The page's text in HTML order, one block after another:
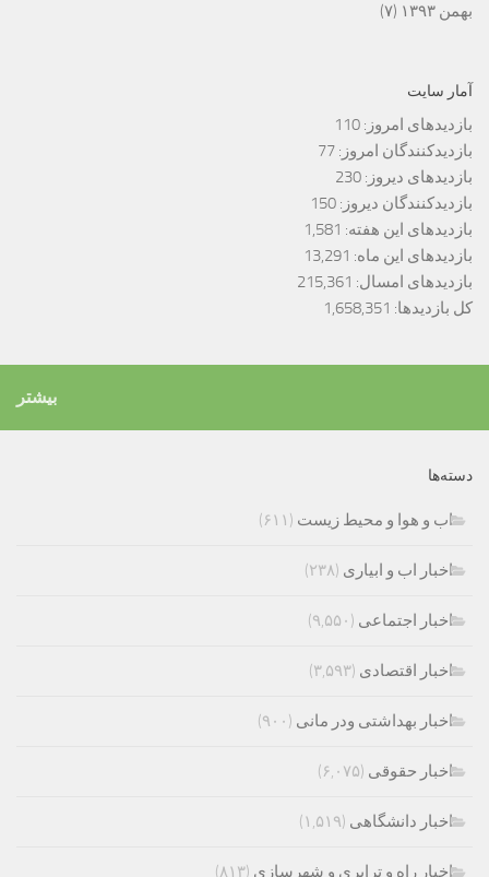
بهمن ۱۳۹۳
(۷)
آمار سایت
بازدیدهای امروز: 110
بازدیدکنندگان امروز: 77
بازدیدهای دیروز: 230
بازدیدکنندگان دیروز: 150
بازدیدهای این هفته: 1,581
بازدیدهای این ماه: 13,291
بازدیدهای امسال: 215,361
کل بازدیدها: 1,658,351
بیشتر
دسته‌ها
اب و هوا و محیط زیست (۶۱۱)
اخبار اب و ابیاری (۲۳۸)
اخبار اجتماعی (۹,۵۵۰)
اخبار اقتصادی (۳,۵۹۳)
اخبار بهداشتی ودر مانی (۹۰۰)
اخبار حقوقی (۶,۰۷۵)
اخبار دانشگاهی (۱,۵۱۹)
اخبار راه و ترابری و شهرسازی (۸۱۳)